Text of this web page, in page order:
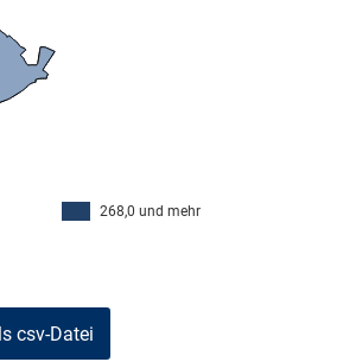
268,0 und mehr